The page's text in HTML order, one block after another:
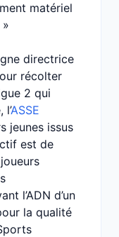
matériel
directrice
récolter
2 qui
ASSE
jeunes issus
est de
l’ADN d’un
la qualité